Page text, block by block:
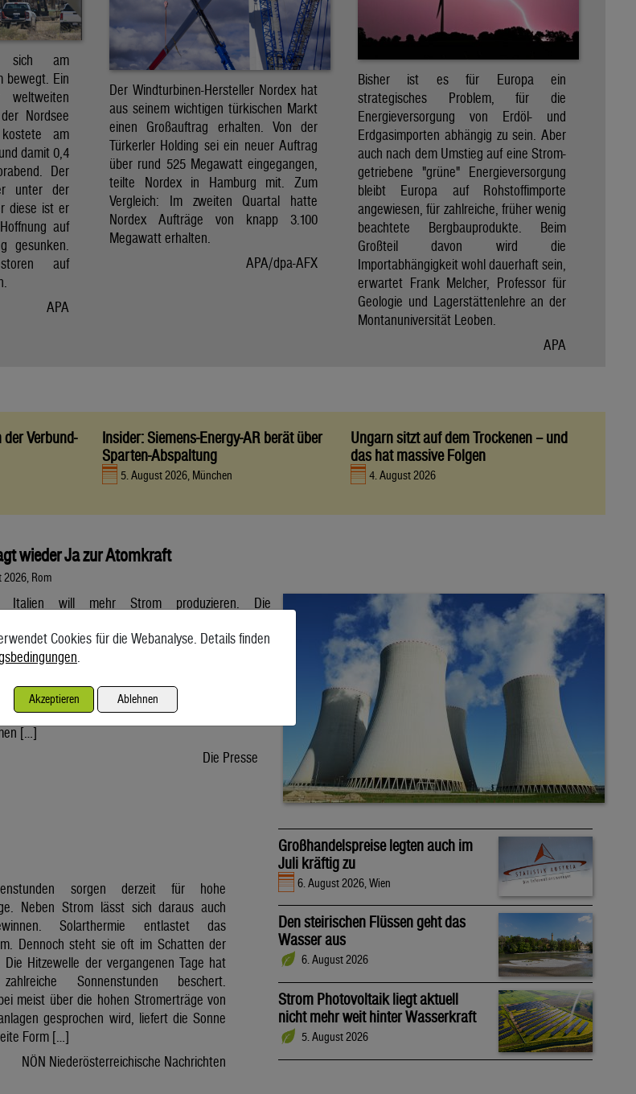
sich am
bewegt. Ein
Nordsee
am
damit 0,4
Der
unter der
diese ist er
auf
gesunken.
auf
APA
Der Windturbinen-Hersteller Nordex hat
aus seinem wichtigen türkischen Markt
einen Großauftrag erhalten. Von der
Türkerler Holding sei ein neuer Auftrag
über rund 525 Megawatt eingegangen,
teilte Nordex in Hamburg mit. Zum
Vergleich: Im zweiten Quartal hatte
Nordex Aufträge von knapp 3.100
Megawatt erhalten.
APA/dpa-AFX
Bisher ist es für Europa ein
strategisches Problem, für die
Energieversorgung von Erdöl- und
Erdgasimporten abhängig zu sein. Aber
auch nach dem Umstieg auf eine Strom-
getriebene "grüne" Energieversorgung
bleibt Europa auf Rohstoffimporte
angewiesen, für zahlreiche, früher wenig
beachtete Bergbauprodukte. Beim
Großteil davon wird die
Importabhängigkeit wohl dauerhaft sein,
erwartet Frank Melcher, Professor für
Geologie und Lagerstättenlehre an der
Montanuniversität Leoben.
APA
Verbund-
Insider: Siemens-Energy-AR berät über
Sparten-Abspaltung
5. August 2026, München
Ungarn sitzt auf dem Trockenen – und
das hat massive Folgen
4. August 2026
wieder Ja zur Atomkraft
2026, Rom
Italien will mehr Strom produzieren. Die
Italien will zurück zur Atomkraft. Der Senat
nach der Sommerpause einem Gesetz
Der Weg bis zur Inbetriebnahme eines
wäre dann noch lang. Doch viele
[…]
Die Presse
sorgen derzeit für hohe
Neben Strom lässt sich daraus auch
Solarthermie entlastet das
Dennoch steht sie oft im Schatten der
Die Hitzewelle der vergangenen Tage hat
Sonnenstunden beschert.
meist über die hohen Stromerträge von
gesprochen wird, liefert die Sonne
Form […]
NÖN Niederösterreichische Nachrichten
Großhandelspreise legten auch im
Juli kräftig zu
6. August 2026, Wien
Den steirischen Flüssen geht das
Wasser aus
6. August 2026
Strom Photovoltaik liegt aktuell
nicht mehr weit hinter Wasserkraft
5. August 2026
Cookies für die Webanalyse. Details finden
.
Akzeptieren Ablehnen